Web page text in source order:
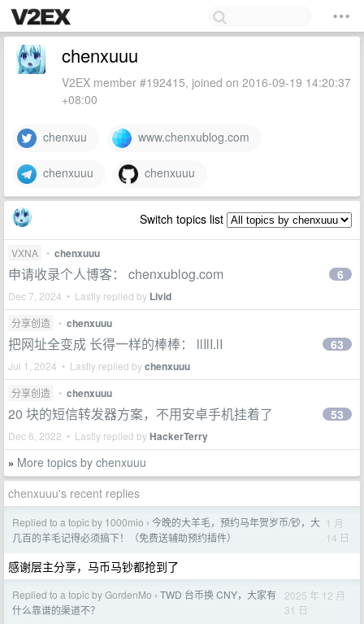
chenxuuu
V2EX member #192415, joined on 2016-09-19 14:20:37
+08:00
chenxuu www.chenxublog.com
chenxuuu chenxuuu
Switch topics list
VXNA • chenxuuu
申请收录个人博客： chenxublog.com
Dec 7, 2024 • Lastly replied by Livid
6
分享创造 • chenxuuu
把网址全变成 长得一样的棒棒： llIlI.lI
Jul 1, 2024 • Lastly replied bychenxuuu
63
分享创造 • chenxuuu
20 块的短信转发器方案，不用安卓手机挂着了
Dec 6, 2022 • Lastly replied byHackerTerry
53
» More topics by chenxuuu
chenxuuu's recent replies
Replied to a topic by 1000mio › 今晚的大羊毛，预约马年贺岁币/钞，大
几百的羊毛记得必须搞下！（免费送辅助预约插件）
1 月
14 日
感谢层主分享，马币马钞都抢到了
Replied to a topic by GordenMo › TWD 台币换 CNY，大家有
什么靠谱的渠道不？
2025 年 12 月
31 日